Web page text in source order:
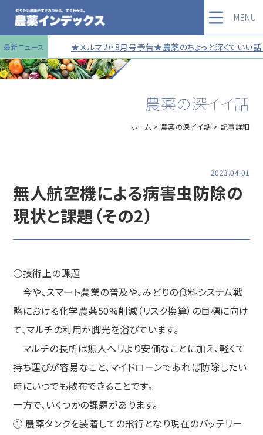
最新ニュース ★メルマガ・8月号予告★農薬のちょっと深くてい
MENU
農薬の深イイ話
ホーム 農薬の深イイ話 記事詳細
2023.04.01
無人航空機による病害虫防除の
現状と課題（その2）
○技術上の課題
今や、スマート農業の普及や、みどりの食料システム戦
略における化学農薬50%削減（リスク換算）の目標に向け
て、マルチの利用が脚光を浴びています。
マルチの長所は無人ヘリより安価なことに加え、軽くて
持ち運びが容易なこと、マイドローンであれば防除したい
時にいつでも散布できることです。
一方で、いくつかの課題があります。
① 農薬タンクを装着しての飛行となり現在のバッテリー